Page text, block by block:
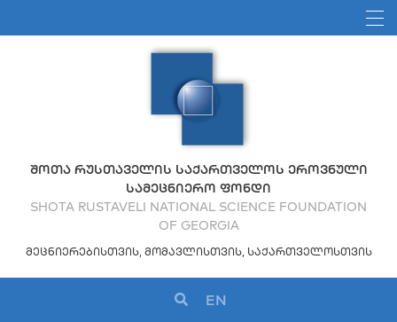
ᲨᲝᲗᲐ ᲠᲣᲡᲗᲐᲕᲔᲚᲘᲡ ᲡᲐᲥᲐᲠᲗᲕᲔᲚᲝᲡ ᲔᲠᲝᲕᲜᲣᲚᲘ
ᲡᲐᲛᲔᲪᲜᲘᲔᲠᲝ ᲤᲝᲜᲓᲘ
SHOTA RUSTAVELI NATIONAL SCIENCE FOUNDATION
OF GEORGIA
ᲛᲔᲪᲜᲘᲔᲠᲔᲑᲘᲡᲗᲕᲘᲡ, ᲛᲝᲛᲐᲕᲚᲘᲡᲗᲕᲘᲡ, ᲡᲐᲥᲐᲠᲗᲕᲔᲚᲝᲡᲗᲕᲘᲡ
EN